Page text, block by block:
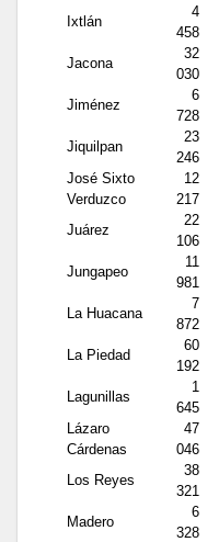
Ixtlán
4
458
Jacona
32
030
Jiménez
6
728
Jiquilpan
23
246
José Sixto
Verduzco
12
217
Juárez
22
106
Jungapeo
11
981
La Huacana
7
872
La Piedad
60
192
Lagunillas
1
645
Lázaro
Cárdenas
47
046
Los Reyes
38
321
Madero
6
328